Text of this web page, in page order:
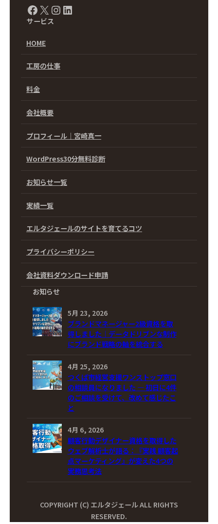
Facebook X InstagramLinkedIn
サービス
HOME
工房の仕事
料金
会社概要
プロフィール｜宮崎真一
WordPress30分無料診断
お知らせ一覧
実績一覧
エルタジェールのサイトを育てるコツ
プライバシーポリシー
会社資料ダウンロード申請
お知らせ
5月 23, 2026
ブランドマネージャー2級資格を取
得しました｜データドリブンな制作
にブランド戦略の軸を統合する
4月 25, 2026
つくば市経営支援ワンストップ窓口
の相談員になりました ― 初日に4件
のご相談を受けて、改めて感じたこ
と
4月 6, 2026
顧客行動デザイナー資格を取得した
ウェブ解析士が語る：『実践 顧客起
点マーケティング』が変えた4つの
実務思考法
COPYRIGHT (C) エルタジェール ALL RIGHTS
RESERVED.